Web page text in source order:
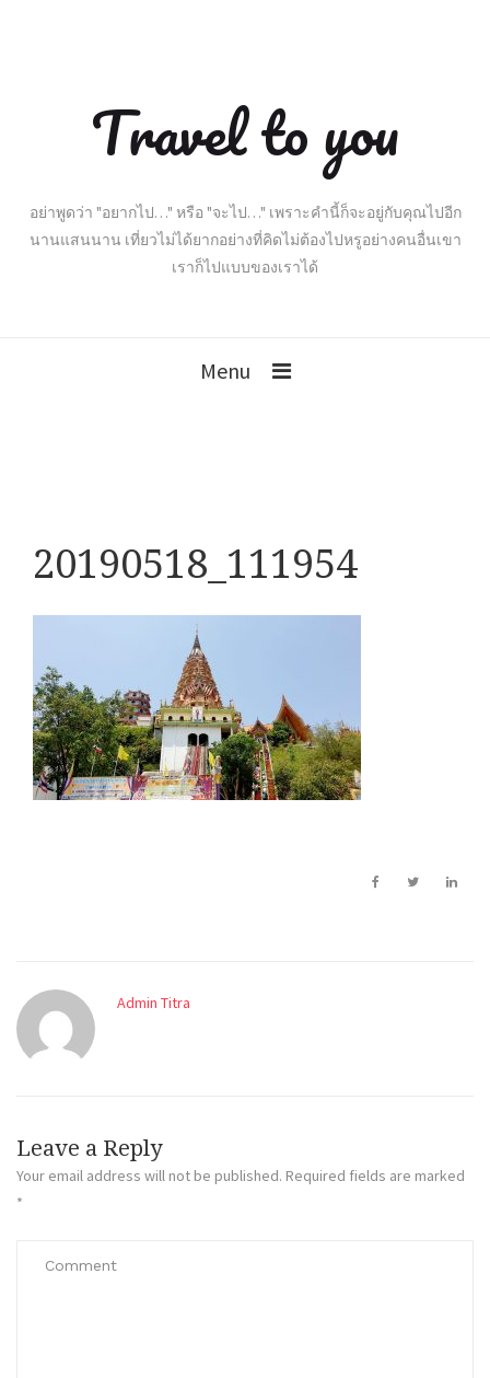
Travel to you
อย่าพูดว่า "อยากไป…" หรือ "จะไป…" เพราะคำนี้ก็จะอยู่กับคุณไปอีก
นานแสนนาน เที่ยวไม่ได้ยากอย่างที่คิดไม่ต้องไปหรูอย่างคนอื่นเขา
เราก็ไปแบบของเราได้
Menu
20190518_111954
Admin Titra
Leave a Reply
Your email address will not be published. Required fields are marked
*